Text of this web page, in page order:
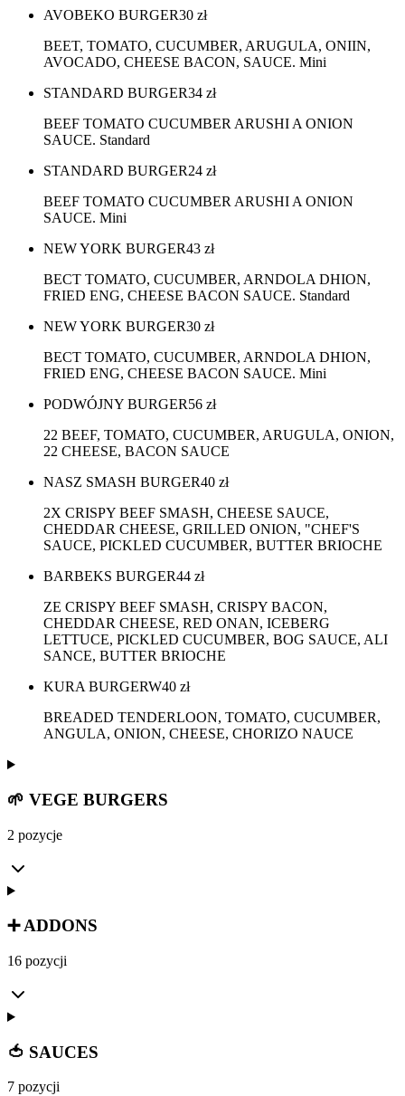
AVOBEKO BURGER30 zł
BEET, TOMATO, CUCUMBER, ARUGULA, ONIIN,
AVOCADO, CHEESE BACON, SAUCE. Mini
STANDARD BURGER34 zł
BEEF TOMATO CUCUMBER ARUSHI A ONION
SAUCE. Standard
STANDARD BURGER24 zł
BEEF TOMATO CUCUMBER ARUSHI A ONION
SAUCE. Mini
NEW YORK BURGER43 zł
BECT TOMATO, CUCUMBER, ARNDOLA DHION,
FRIED ENG, CHEESE BACON SAUCE. Standard
NEW YORK BURGER30 zł
BECT TOMATO, CUCUMBER, ARNDOLA DHION,
FRIED ENG, CHEESE BACON SAUCE. Mini
PODWÓJNY BURGER56 zł
22 BEEF, TOMATO, CUCUMBER, ARUGULA, ONION,
22 CHEESE, BACON SAUCE
NASZ SMASH BURGER40 zł
2X CRISPY BEEF SMASH, CHEESE SAUCE,
CHEDDAR CHEESE, GRILLED ONION, "CHEF'S
SAUCE, PICKLED CUCUMBER, BUTTER BRIOCHE
BARBEKS BURGER44 zł
ZE CRISPY BEEF SMASH, CRISPY BACON,
CHEDDAR CHEESE, RED ONAN, ICEBERG
LETTUCE, PICKLED CUCUMBER, BOG SAUCE, ALI
SANCE, BUTTER BRIOCHE
KURA BURGERW40 zł
BREADED TENDERLOON, TOMATO, CUCUMBER,
ANGULA, ONION, CHEESE, CHORIZO NAUCE
🌱 VEGE BURGERS
2 pozycje
➕ ADDONS
16 pozycji
🍅 SAUCES
7 pozycji